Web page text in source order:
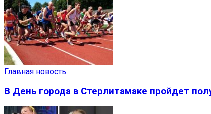
Главная новость
В День города в Стерлитамаке пройдет